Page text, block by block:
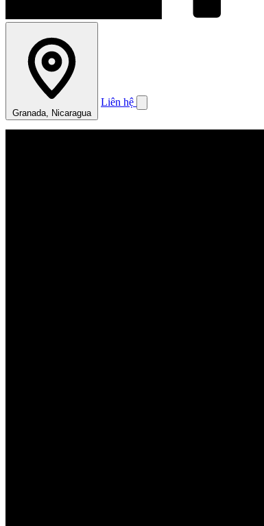
Granada, Nicaragua
Liên hệ